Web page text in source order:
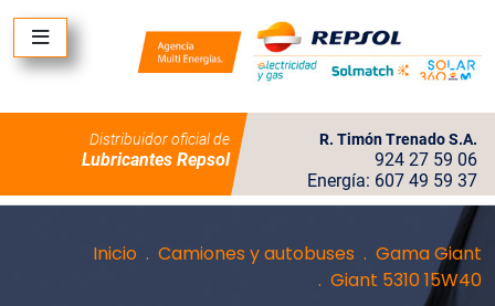
Distribuidor oficial de
Lubricantes Repsol
R. Timón Trenado S.A.
924 27 59 06
Energía: 607 49 59 37
Inicio Camiones y autobuses
Gama Giant
Giant 5310 15W40